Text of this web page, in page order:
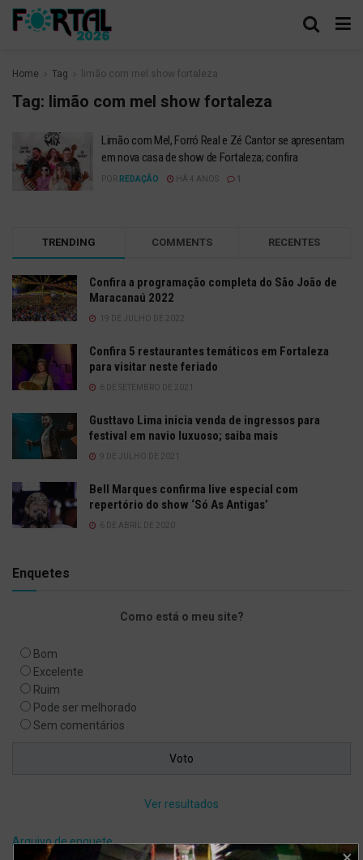
Home Tag limão com mel show fortaleza
Tag: limão com mel show fortaleza
Limão com Mel, Forró Real e Zé Cantor se apresentam
em nova casa de show de Fortaleza; confira
POR REDAÇÃO HÁ 4 ANOS
TRENDING COMMENTS RECENTES
Confira a programação completa do São João de
Maracanaú 2022
19 DE JULHO DE 2022
Confira 5 restaurantes temáticos em Fortaleza
para visitar neste feriado
6 DE SETEMBRO DE 2021
Gusttavo Lima inicia venda de ingressos para
festival em navio luxuoso; saiba mais
9 DE JULHO DE 2021
Bell Marques confirma live especial com
repertório do show ‘Só As Antigas’
6 DE ABRIL DE 2020
Enquetes
Como está o meu site?
Bom
Excelente
Ruim
Pode ser melhorado
Sem comentários
Ver resultados
Arquivo de enquete